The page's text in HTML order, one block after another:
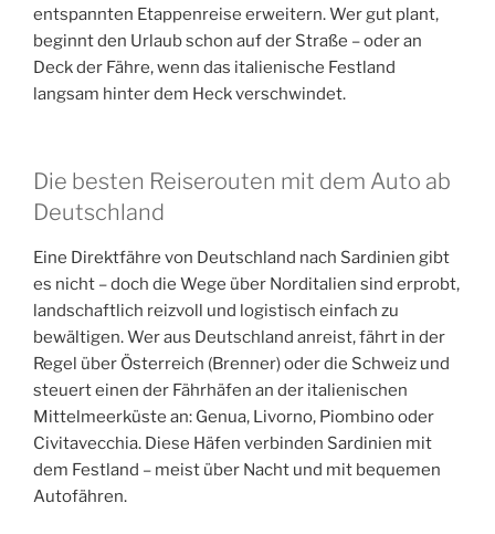
entspannten Etappenreise erweitern. Wer gut plant,
beginnt den Urlaub schon auf der Straße – oder an
Deck der Fähre, wenn das italienische Festland
langsam hinter dem Heck verschwindet.
Die besten Reiserouten mit dem Auto ab
Deutschland
Eine Direktfähre von Deutschland nach Sardinien gibt
es nicht – doch die Wege über Norditalien sind erprobt,
landschaftlich reizvoll und logistisch einfach zu
bewältigen. Wer aus Deutschland anreist, fährt in der
Regel über Österreich (Brenner) oder die Schweiz und
steuert einen der Fährhäfen an der italienischen
Mittelmeerküste an: Genua, Livorno, Piombino oder
Civitavecchia. Diese Häfen verbinden Sardinien mit
dem Festland – meist über Nacht und mit bequemen
Autofähren.